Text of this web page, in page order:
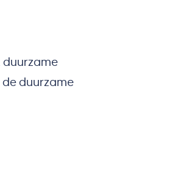
duurzame
duurzame